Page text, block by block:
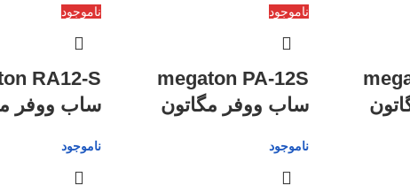
ناموجود
megaton PA-12S
ساب ووفر مگاتون
ناموجود
ناموجود
RA12-S
ساب ووفر
ناموجود